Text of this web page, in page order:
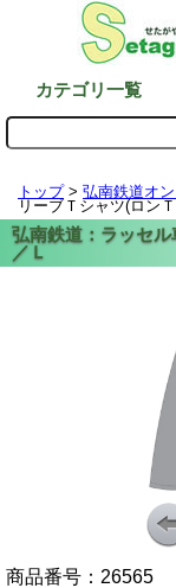
カテゴリ一覧
トップ> 弘南鉄道オ
リーブＴシャツ(ロン
商品番号： 26565